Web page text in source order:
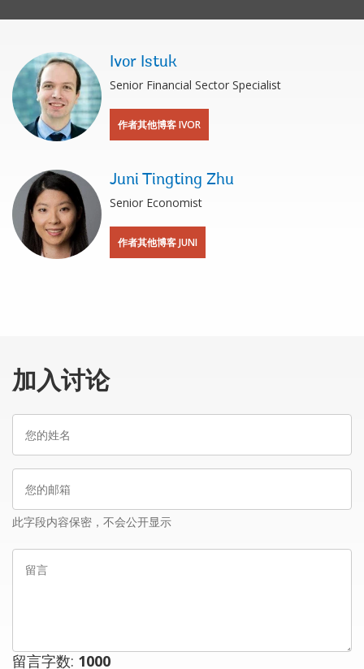
Ivor Istuk
Senior Financial Sector Specialist
作者其他博客 IVOR
Juni Tingting Zhu
Senior Economist
作者其他博客 JUNI
加入讨论
您
您
邮
此字段内容保密，不会公开显示
留
留言字数: 1000